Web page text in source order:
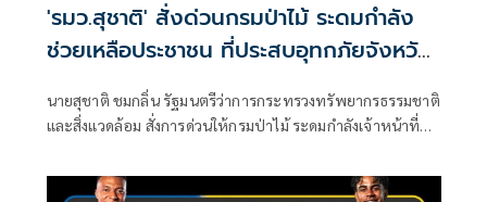
'รมว.สุชาติ' สั่งด่วนกรมป่าไม้ ระดมกำลัง
ช่วยเหลือประชาชน ที่ประสบอุทกภัยจังหวัด
เชียงราย พร้อมเฝ้าระวัง 24 ชั่วโมง หาก
สถานการณ์ทวีความรุนแรง
นายสุชาติ ชมกลิ่น รัฐมนตรีว่าการกระทรวงทรัพยากรธรรมชาติ
และสิ่งแวดล้อม สั่งการด่วนให้กรมป่าไม้ ระดมกำลังเจ้าหน้าที่
ระทบจากสถานการณ์น้ำป่าไหลหลากในจังหวัดเชียงราย